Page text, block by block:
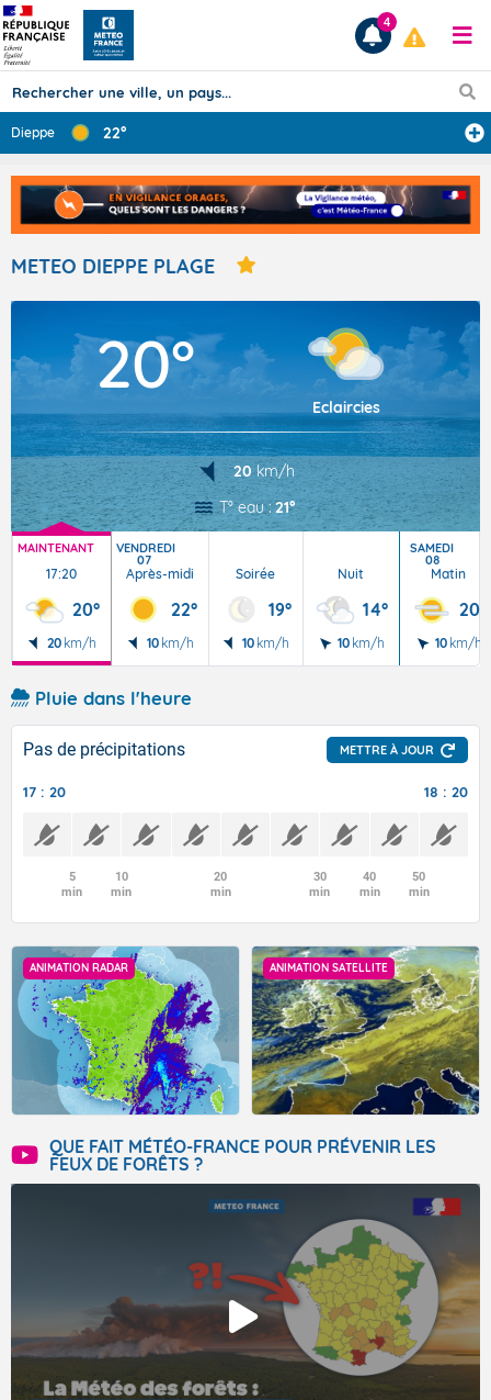
Prévisions
TOUS LES RÉSULTATS
Articles
4
Dieppe 22°
METEO DIEPPE PLAGE
20°
Eclaircies
20 km/h
T° eau :21°
MAINTENANT
17:20
20°
20 km/h
VENDREDI
07
Après-midi
22°
10 km/h
Soirée
19°
10 km/h
Nuit
14°
10 km/h
SAMEDI
08
Matin
20°
10 km/h
Pluie dans l'heure
Pas de précipitations METTRE À JOUR
17 : 20 18 : 20
5
min
10
min
20
min
30
min
40
min
50
min
ANIMATION RADAR ANIMATION SATELLITE
QUE FAIT MÉTÉO-FRANCE POUR PRÉVENIR LES
FEUX DE FORÊTS ?